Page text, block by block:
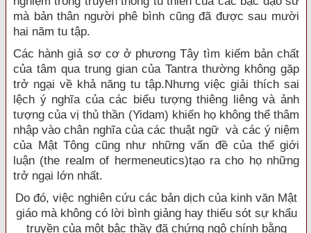
mà bản thân người phê bình cũng đã được sau mười
hai năm tu tập.
Các hành giả sơ cơ ở phương Tây tìm kiếm bản chất
của tâm qua trung gian của Tantra thường không gặp
trở ngại về khả năng tu tập.Nhưng việc giải thích sai
lệch ý nghĩa của các biểu tượng thiêng liêng và ảnh
tượng của vị thủ thần (Yidam) khiến họ không thể thâm
nhập vào chân nghĩa của các thuật ngữ và các ý niệm
của Mật Tông cũng như những vấn đề của thế giới
luận (the realm of hermeneutics)tạo ra cho họ những
trở ngại lớn nhất.
Do đó, việc nghiên cứu các bản dịch của kinh văn Mật
giáo mà không có lời bình giảng hay thiếu sót sự khẩu
truyền của một bậc thầy đã chứng ngộ chính bằng